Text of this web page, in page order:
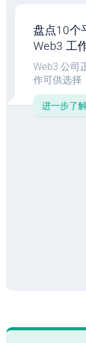
盘点10个
Web3 工
Web3 公司
作可供选择
进一步了